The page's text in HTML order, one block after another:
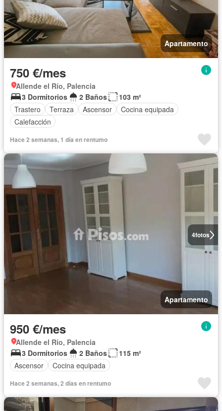
Apartamento
750 €/mes
Allende el Río, Palencia
3 Dormitorios
2 Baños
103 m²
Trastero
Terraza Ascensor
Cocina equipada
Calefacción
Hace 2 semanas, 1 día en rentumo
4fotos
Apartamento
950 €/mes
Allende el Río, Palencia
3 Dormitorios
2 Baños
115 m²
Ascensor
Cocina equipada
Hace 2 semanas, 2 días en rentumo